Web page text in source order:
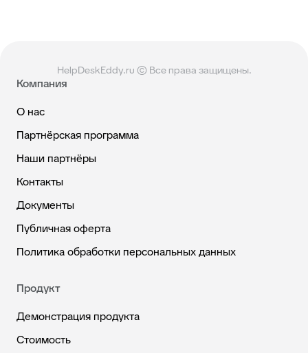
HelpDeskEddy.ru © Все права защищены.
Компания
О нас
Партнёрская программа
Наши партнёры
Контакты
Документы
Публичная оферта
Политика обработки персональных данных
Продукт
Демонстрация продукта
Стоимость